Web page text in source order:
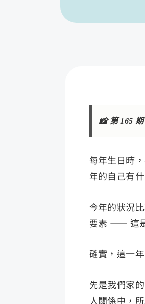
📸 第 165
每年生日時
年的自己有
今年的狀況
要素 —— 這
確實，這一
先是我們家
人關係中，